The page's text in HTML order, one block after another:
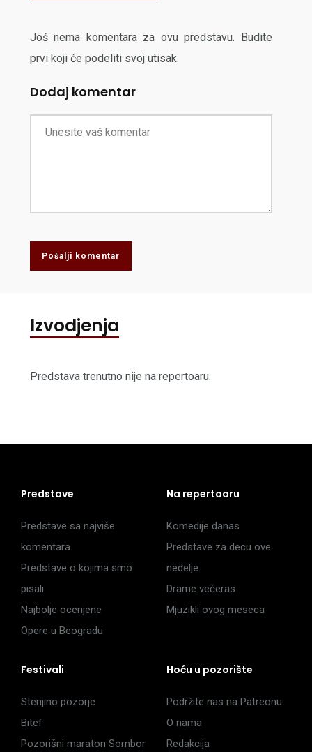
Još nema komentara za ovu predstavu. Budite
prvi koji će podeliti svoj utisak.
Dodaj komentar
Pošalji komentar
Izvodjenja
Predstava trenutno nije na repertoaru.
Predstave
Predstave sa najviše
komentara
Predstave o kojima smo
pisali
Najbolje ocenjene
Opere u Beogradu
Na repertoaru
Komedije danas
Predstave za decu ove
nedelje
Drame večeras
Mjuzikli ovog meseca
Festivali
Sterijino pozorje
Bitef
Pozorišni maraton Sombor
Hoću u pozorište
Podržite nas na Patreonu
O nama
Redakcija